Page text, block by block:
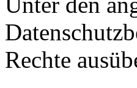
Rechte